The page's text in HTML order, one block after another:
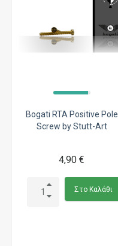
Bogati RTA Positive Pole
Screw by Stutt-Art
4,90 €
Στο Καλάθι